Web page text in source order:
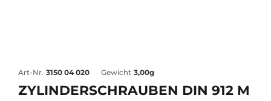
Art-Nr. 3150 04 020 Gewicht 3,00g
ZYLINDERSCHRAUBEN DIN 912 M